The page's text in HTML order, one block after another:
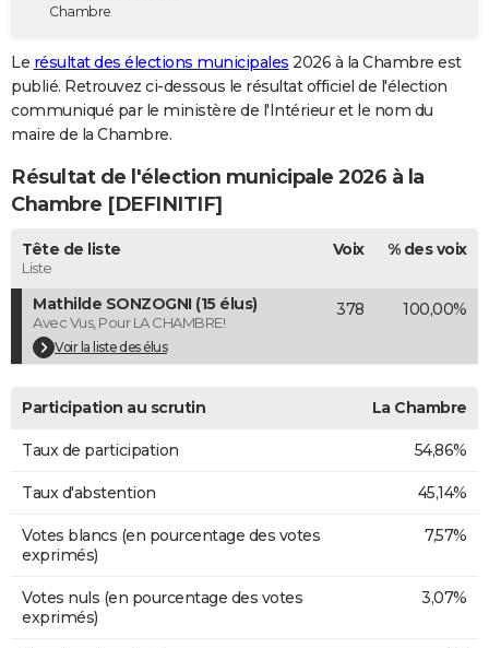
Destinations
City break
Voyage nature
Voyage de noces
Forum
GUIDES D'ACHAT
BONS PLANS
Carte de Noël
Carte Bonne année
Carte Saint-Valentin
Carte Pâques
Carte d'anniversaire
DICTIONNAIRE
Dictionnaire
Biographies
Citations
Expressions
Proverbes
PROGRAMME TV
COPAINS D'AVANT
S'inscrire
Se connecter
Lycées
Collèges
Primaires
Universités
Entreprises
Service militaire
Avis de recherche
AVIS DE DÉCÈS
Bricolage
Television
Chambre
Le résultat des élections municipales 2026 à la Chambre est
publié. Retrouvez ci-dessous le résultat officiel de l'élection
communiqué par le ministère de l'Intérieur et le nom du
maire de la Chambre.
Résultat de l'élection municipale 2026 à la
Chambre [DEFINITIF]
Tête de liste
Liste
Voix % des voix
Mathilde SONZOGNI (15 élus)
Avec Vus, Pour LA CHAMBRE!
Voir la liste des élus
378 100,00%
Participation au scrutin La Chambre
Taux de participation 54,86%
Taux d'abstention 45,14%
Votes blancs (en pourcentage des votes
exprimés)
7,57%
Votes nuls (en pourcentage des votes
exprimés)
3,07%